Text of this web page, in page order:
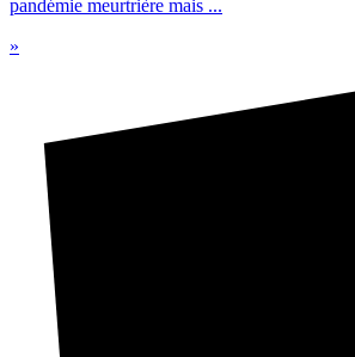
pandémie meurtrière mais ...
»